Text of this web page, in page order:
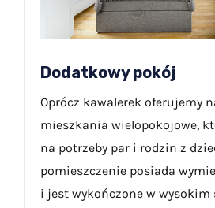
Dodatkowy pokój
Oprócz kawalerek oferujemy
mieszkania wielopokojowe,
na potrzeby par i rodzin z
pomieszczenie posiada
i jest wykończone w wysokim